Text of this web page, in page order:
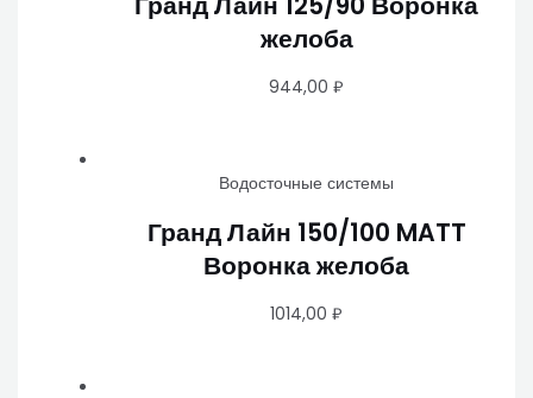
желоба
944,00₽
Водосточные системы
Гранд Лайн 150/100 MATT
Воронка желоба
1014,00₽